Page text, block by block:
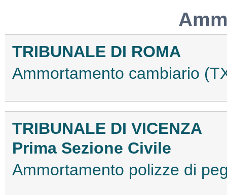
TRIBUNALE DI ROMA
Ammortamento cambiario
TRIBUNALE DI VICENZA
Prima Sezione Civile
Ammortamento polizze di